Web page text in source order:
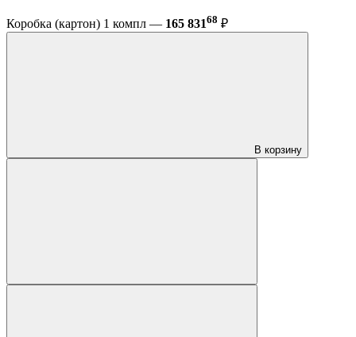
Коробка (картон) 1 компл — 165 83168 ₽
В корзину